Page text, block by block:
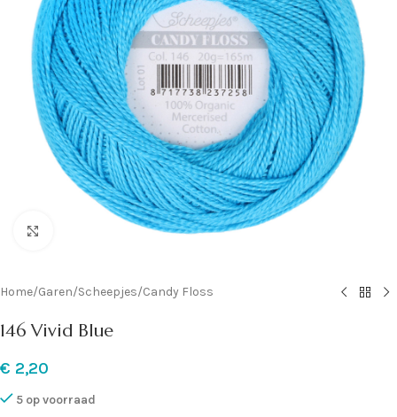
Klik om te vergroten
Home/Garen/Scheepjes/Candy Floss
146 Vivid Blue
€ 2,20
5 op voorraad